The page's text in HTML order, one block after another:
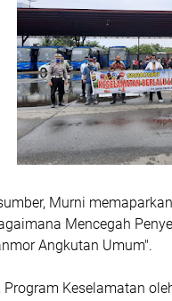
Murni
Mencegah
Angkutan Umum".
Program Keselamatan